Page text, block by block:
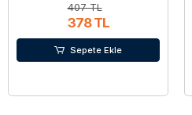
407 TL
378 TL
Sepete Ekle